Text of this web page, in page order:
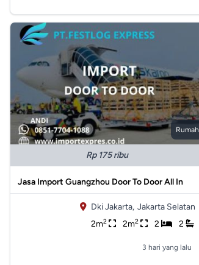
Rumah
Rp 175 ribu
Jasa Import Guangzhou Door To Door All In
Dki Jakarta, Jakarta Selatan
2m2 2m2 2 2
3 hari yang lalu